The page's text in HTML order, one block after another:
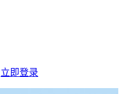
立即登录